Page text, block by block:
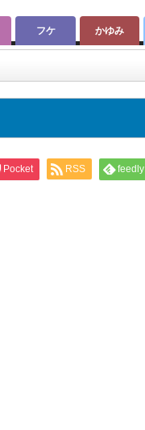
フケ かゆみ
Pocket RSS feedly